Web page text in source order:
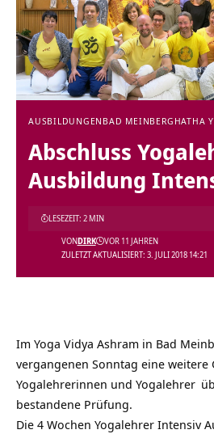
AUSBILDUNGEN BAD MEINBERG HATHA
Abschluss
Ausbildung
ZULETZT AKTUALISIERT: 3. JULI 2018 14:21
VONDIRK VOR 11 JAHREN
LESEZEIT: 2 MIN
Im Yoga Vidya Ashram in Bad
vergangenen Sonntag eine weitere
Yogalehrerinnen und Yogalehrer
bestandene Prüfung.
Die 4 Wochen Yogalehrer Intensiv